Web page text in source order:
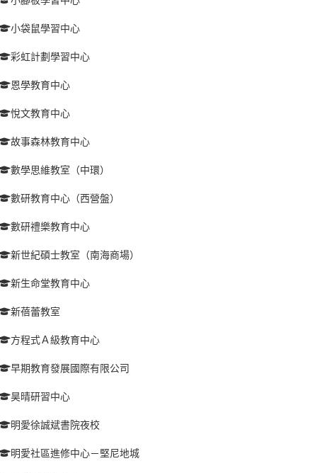
小袋鼠學習中心
彩虹計劃學習中心
恩學教育中心
悅文教育中心
故事森林教育中心
數學思維教室（中環）
數研教育中心（西營盤）
數研禮樂教育中心
新世紀碩士教室（南海商場）
新生命堂教育中心
新蓓蕾教室
方程式Ａ級教育中心
早期教育發展國際有限公司
昊晴研習中心
明愛徐誠斌書院夜校
明愛社區進修中心－堅尼地城